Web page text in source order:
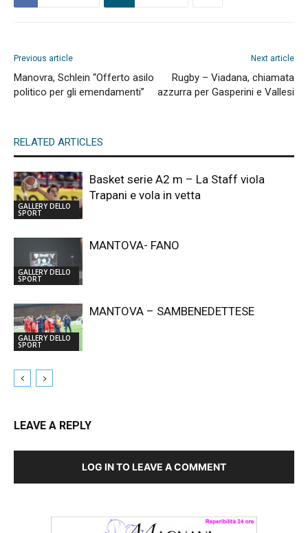
Previous article
Manovra, Schlein “Offerto asilo
politico per gli emendamenti”
Next article
Rugby – Viadana, chiamata
azzurra per Gasperini e Vallesi
RELATED ARTICLES
GALLERY DELLO
SPORT
Basket serie A2 m – La Staff viola
Trapani e vola in vetta
GALLERY DELLO
SPORT
MANTOVA- FANO
GALLERY DELLO
SPORT
MANTOVA – SAMBENEDETTESE
LEAVE A REPLY
LOG IN TO LEAVE A COMMENT